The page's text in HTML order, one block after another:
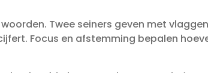
Twee seiners geven met
Focus en afstemming bepalen